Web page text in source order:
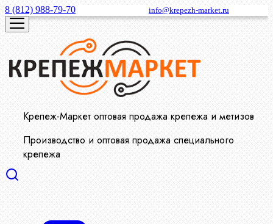
8 (812) 988-79-70 info@krepezh-market.ru
Крепеж-Маркет оптовая продажа крепежа и метизов
Производство и оптовая продажа специального
крепежа